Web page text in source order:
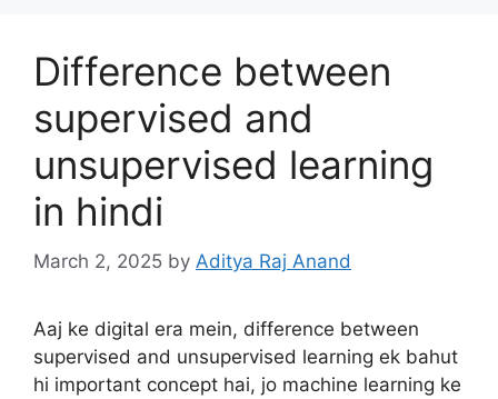
Difference between
supervised and
unsupervised learning
in hindi
March 2, 2025 by Aditya Raj Anand
Aaj ke digital era mein, difference between
supervised and unsupervised learning ek bahut
hi important concept hai, jo machine learning ke